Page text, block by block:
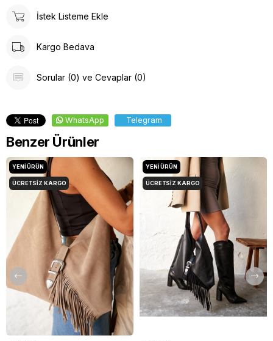
İstek Listeme Ekle
Kargo Bedava
Sorular (0) ve Cevaplar (0)
WhatsApp Telegram
Benzer Ürünler
YENI ÜRÜN
ÜCRETSIZ KARGO
YENI ÜRÜN
ÜCRETSIZ KARGO